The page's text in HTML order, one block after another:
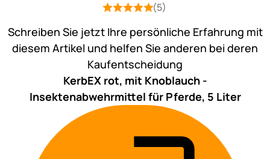
Bewertung: 5 von 5 (5 Bewertungen)
5 Bewertungen
(5)
Schreiben Sie jetzt Ihre persönliche Erfahrung mit
diesem Artikel und helfen Sie anderen bei deren
Kaufentscheidung
KerbEX rot, mit Knoblauch -
Insektenabwehrmittel für Pferde, 5 Liter